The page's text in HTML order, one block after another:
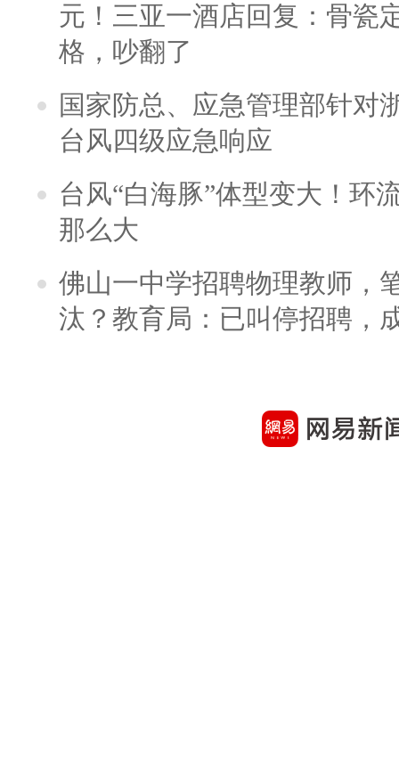
元！三亚一酒店回复：骨瓷
格，吵翻了
国家防总、应急管理部针对
台风四级应急响应
台风“白海豚”体型变大！环
那么大
佛山一中学招聘物理教师，
汰？教育局：已叫停招聘，